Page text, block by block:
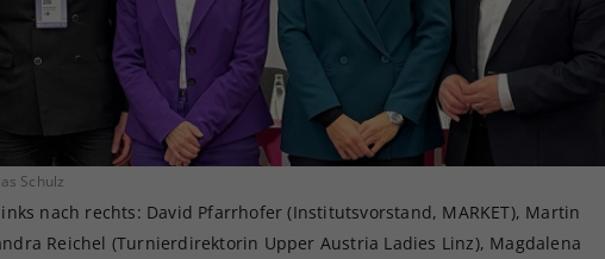
Schulz
nach rechts: David Pfarrhofer (Institutsvorstand, MARKET), Martin
Reichel (Turnierdirektorin Upper Austria Ladies Linz), Magdalena
Ihrer vorgenommen Einstellungen, falls der
Webseiten-Betreiber dies eingestellt hat.